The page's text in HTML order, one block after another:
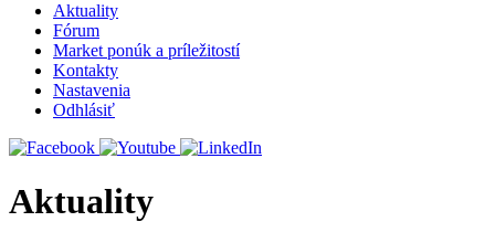
Aktuality
Fórum
Market ponúk a príležitostí
Kontakty
Nastavenia
Odhlásiť
Aktuality